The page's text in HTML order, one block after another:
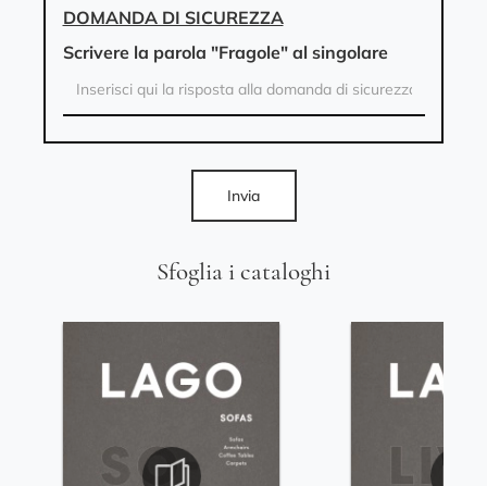
Sfoglia i cataloghi
DOMANDA DI SICUREZZA
Scrivere la parola "Fragole" al singolare
Invia